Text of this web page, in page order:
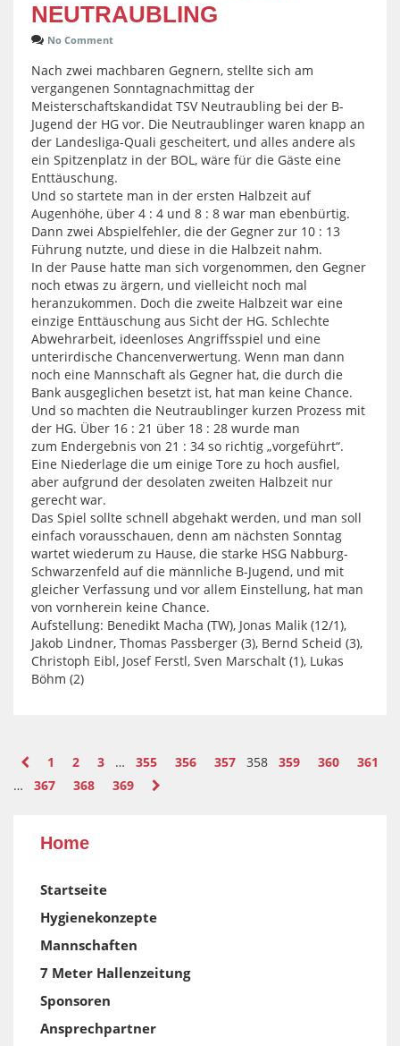
NEUTRAUBLING
No Comment
Nach zwei machbaren Gegnern, stellte sich am
vergangenen Sonntagnachmittag der
Meisterschaftskandidat TSV Neutraubling bei der B-
Jugend der HG vor. Die Neutraublinger waren knapp an
der Landesliga-Quali gescheitert, und alles andere als
ein Spitzenplatz in der BOL, wäre für die Gäste eine
Enttäuschung.
Und so startete man in der ersten Halbzeit auf
Augenhöhe, über 4 : 4 und 8 : 8 war man ebenbürtig.
Dann zwei Abspielfehler, die der Gegner zur 10 : 13
Führung nutzte, und diese in die Halbzeit nahm.
In der Pause hatte man sich vorgenommen, den Gegner
noch etwas zu ärgern, und vielleicht noch mal
heranzukommen. Doch die zweite Halbzeit war eine
einzige Enttäuschung aus Sicht der HG. Schlechte
Abwehrarbeit, ideenloses Angriffsspiel und eine
unterirdische Chancenverwertung. Wenn man dann
noch eine Mannschaft als Gegner hat, die durch die
Bank ausgeglichen besetzt ist, hat man keine Chance.
Und so machten die Neutraublinger kurzen Prozess mit
der HG. Über 16 : 21 über 18 : 28 wurde man
zum Endergebnis von 21 : 34 so richtig „vorgeführt“.
Eine Niederlage die um einige Tore zu hoch ausfiel,
aber aufgrund der desolaten zweiten Halbzeit nur
gerecht war.
Das Spiel sollte schnell abgehakt werden, und man soll
einfach vorausschauen, denn am nächsten Sonntag
wartet wiederum zu Hause, die starke HSG Nabburg-
Schwarzenfeld auf die männliche B-Jugend, und mit
gleicher Verfassung und vor allem Einstellung, hat man
von vornherein keine Chance.
Aufstellung: Benedikt Macha (TW), Jonas Malik (12/1),
Jakob Lindner, Thomas Passberger (3), Bernd Scheid (3),
Christoph Eibl, Josef Ferstl, Sven Marschalt (1), Lukas
Böhm (2)
1 2 3 … 355 356 357 358 359 360
361
…
367 368 369
Home
Startseite
Hygienekonzepte
Mannschaften
7 Meter Hallenzeitung
Sponsoren
Ansprechpartner